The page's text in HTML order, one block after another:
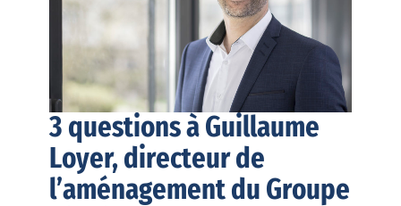
3 questions à Guillaume
Loyer, directeur de
l’aménagement du Groupe